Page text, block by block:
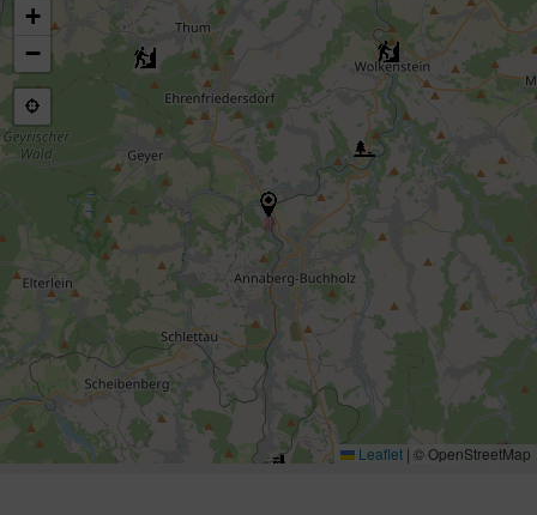
+
−
Leaflet | © OpenStreetMap